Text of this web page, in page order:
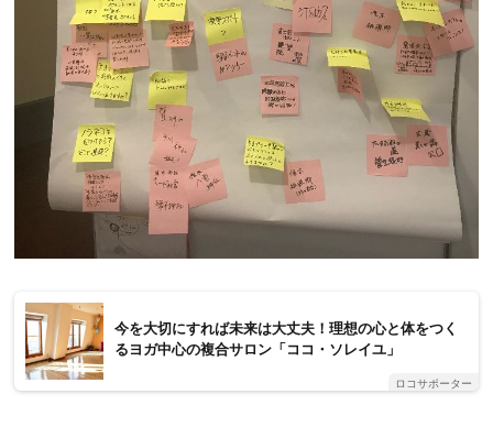
今を大切にすれば未来は大丈夫！理想の心と体をつく
るヨガ中心の複合サロン「ココ・ソレイユ」
ロコサポーター